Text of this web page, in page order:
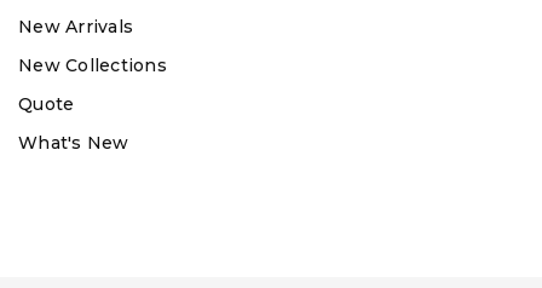
New Arrivals
New Collections
Quote
What's New